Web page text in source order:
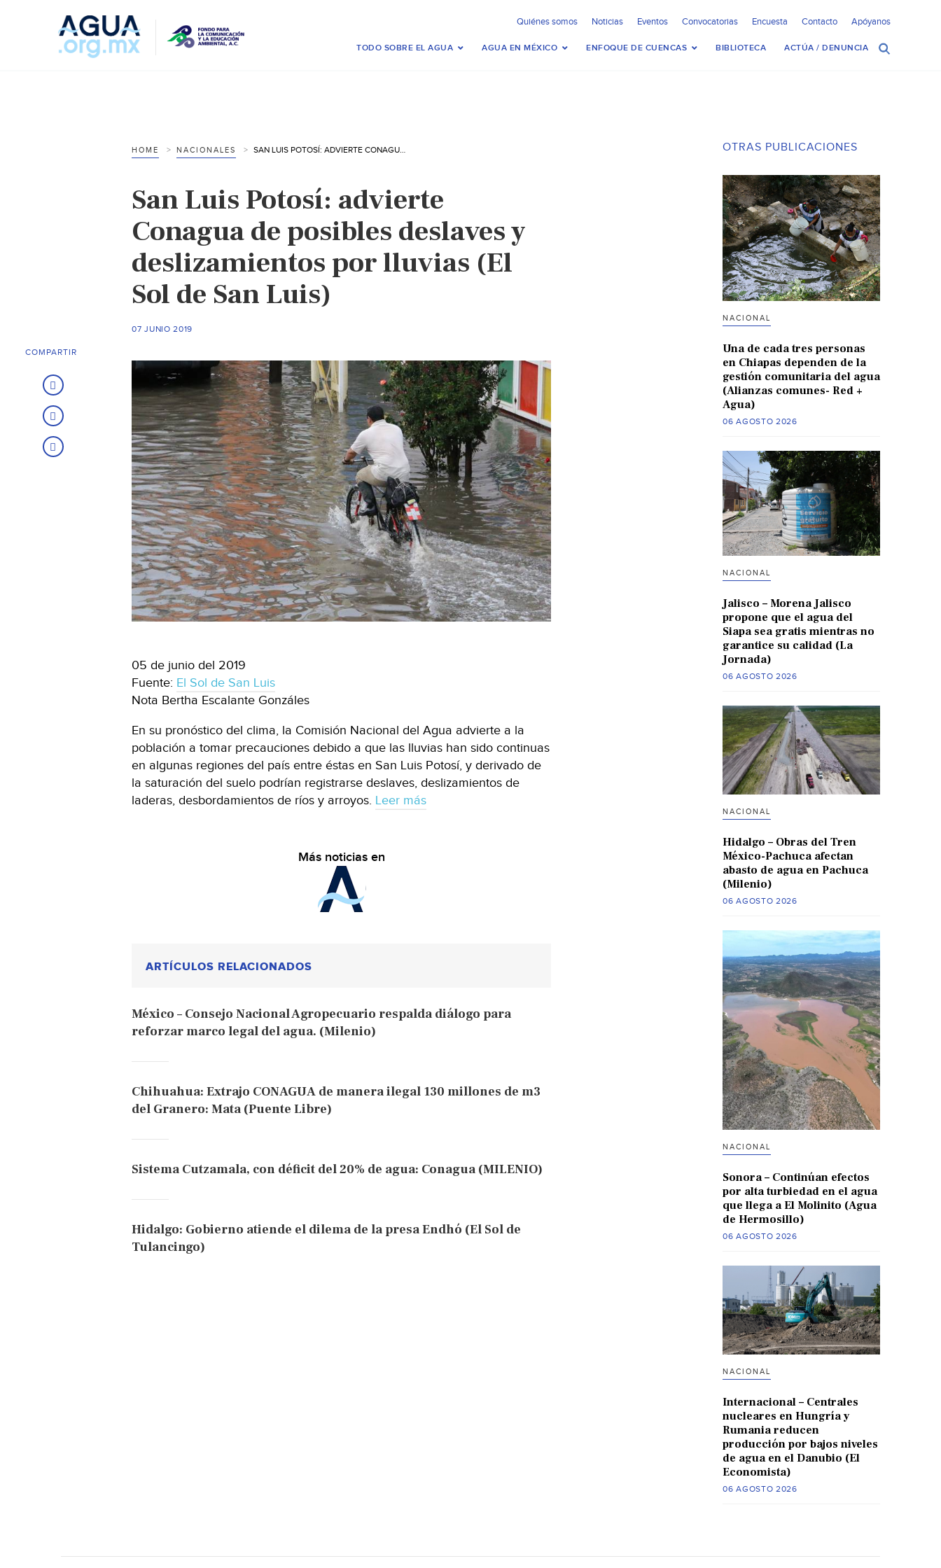
Quiénes somos Noticias Eventos Convocatorias Encuesta Contacto Apóyanos
TODO SOBRE EL AGUA AGUA EN MÉXICO ENFOQUE DE CUENCAS BIBLIOTECA ACTÚA / DENUNCIA
HOME NACIONALES SAN LUIS POTOSÍ: ADVIERTE CONAGUA DE POSIBLES DESLAVES Y DESLIZAMIENTOS POR LLUVIAS (EL SOL DE SAN LUIS)
San Luis Potosí: advierte
Conagua de posibles deslaves y
deslizamientos por lluvias (El
Sol de San Luis)
07 JUNIO 2019
05 de junio del 2019
Fuente: El Sol de San Luis
Nota Bertha Escalante Gonzáles
En su pronóstico del clima, la Comisión Nacional del Agua advierte a la
población a tomar precauciones debido a que las lluvias han sido continuas
en algunas regiones del país entre éstas en San Luis Potosí, y derivado de
la saturación del suelo podrían registrarse deslaves, deslizamientos de
laderas, desbordamientos de ríos y arroyos. Leer más
Más noticias en
ARTÍCULOS RELACIONADOS
México – Consejo Nacional Agropecuario respalda diálogo para
reforzar marco legal del agua. (Milenio)
Chihuahua: Extrajo CONAGUA de manera ilegal 130 millones de m3
del Granero: Mata (Puente Libre)
Sistema Cutzamala, con déficit del 20% de agua: Conagua (MILENIO)
Hidalgo: Gobierno atiende el dilema de la presa Endhó (El Sol de
Tulancingo)
COMPARTIR
OTRAS PUBLICACIONES
NACIONAL
Una de cada tres personas
en Chiapas dependen de la
gestión comunitaria del agua
(Alianzas comunes- Red +
Agua)
06 AGOSTO 2026
NACIONAL
Jalisco – Morena Jalisco
propone que el agua del
Siapa sea gratis mientras no
garantice su calidad (La
Jornada)
06 AGOSTO 2026
NACIONAL
Hidalgo – Obras del Tren
México-Pachuca afectan
abasto de agua en Pachuca
(Milenio)
06 AGOSTO 2026
NACIONAL
Sonora – Continúan efectos
por alta turbiedad en el agua
que llega a El Molinito (Agua
de Hermosillo)
06 AGOSTO 2026
NACIONAL
Internacional – Centrales
nucleares en Hungría y
Rumania reducen
producción por bajos niveles
de agua en el Danubio (El
Economista)
06 AGOSTO 2026